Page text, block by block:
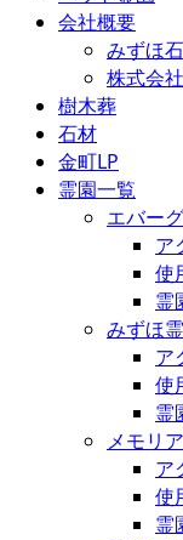
会社概要
みずほ
株式会
樹木葬
石材
金町LP
霊園一覧
エバー
ア
使
霊
みずほ
ア
使
霊
メモリ
ア
使
霊